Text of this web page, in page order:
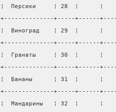
¦  Персики     ¦ 28  ¦
+--------------+-----+------
¦  Виноград    ¦ 29  ¦
+--------------+-----+------
¦  Гранаты     ¦ 30  ¦
+--------------+-----+------
¦  Бананы      ¦ 31  ¦
+--------------+-----+------
¦  Мандарины   ¦ 32  ¦